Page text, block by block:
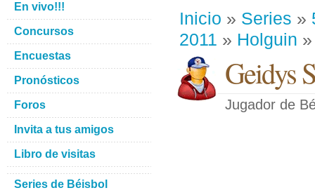
Inicio » Series »
2011 » Holguin
Geidys
Jugador de
En vivo!!!
Concursos
Encuestas
Pronósticos
Foros
Invita a tus amigos
Libro de visitas
Series de Béisbol